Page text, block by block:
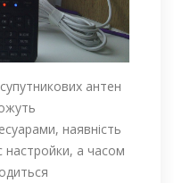
антен
наявність
настройки, а часом